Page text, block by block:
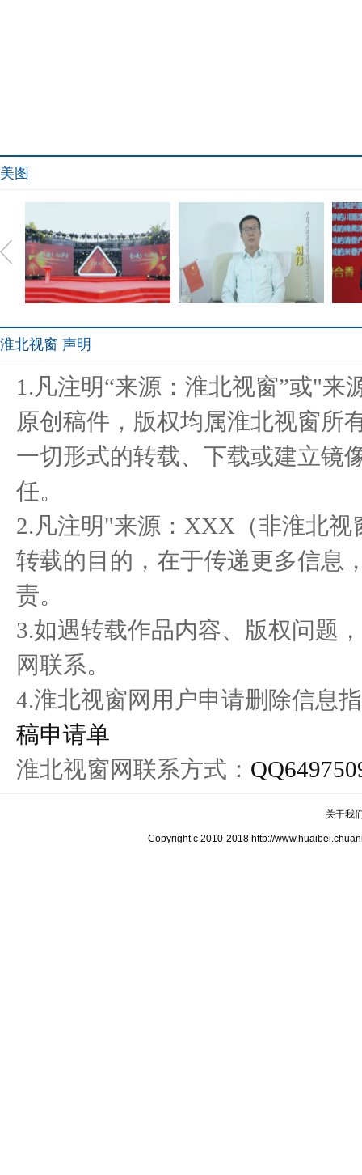
美图
子”问世
险青
聚中国力量，金种子将融聚
淮北视窗 声明
1.凡注明“来源：淮北视窗”或"
原创稿件，版权均属淮北视窗所
一切形式的转载、下载或建立镜
任。
2.凡注明"来源：XXX（非淮北
转载的目的，在于传递更多信息
责。
3.如遇转载作品内容、版权问题
网联系。
4.淮北视窗网用户申请删除信息
稿申请单
淮北视窗网联系方式：
关于我
Copyright c 2010-2018 http://